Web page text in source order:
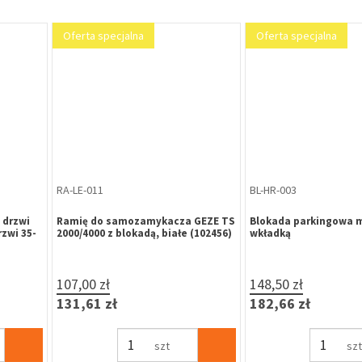
GEZE TS
Oferta specjalna
ZP-KR-034
Zamek zapadkowo-zasuwkowy
KARO KP-30 92/30 (041-
41,16 zł
50,63 zł
Oferta specjalna
RA-LE-021
Ramię z blokadą i
włącz/wyłącz do
118,00 zł
145,14 zł